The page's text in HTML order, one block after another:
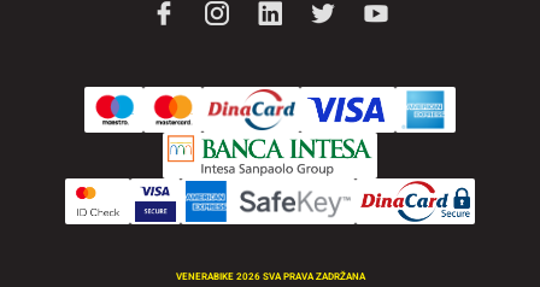
VENERABIKE 2026 SVA PRAVA ZADRŽANA